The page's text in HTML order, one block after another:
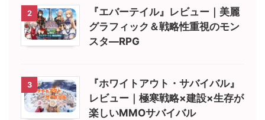
2
『エバーテイル』レビュー｜美麗
グラフィック＆戦略性重視のモン
スタ―RPG
3
『ホワイトアウト・サバイバル』
レビュー｜極寒戦略×建設×生存が
楽しいMMOサバイバル